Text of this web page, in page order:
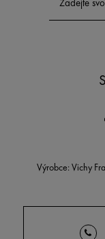
Výrobce: Vichy